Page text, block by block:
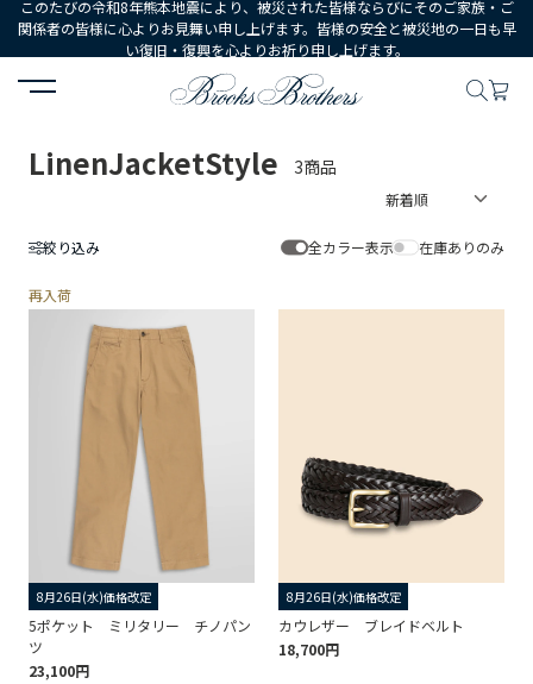
このたびの令和8年熊本地震により、被災された皆様ならびにそのご家族・ご
関係者の皆様に心よりお見舞い申し上げます。皆様の安全と被災地の一日も早
い復旧・復興を心よりお祈り申し上げます。
HOME LinenJacketStyle
LinenJacketStyle 3商品
絞り込み 全カラー表示 在庫ありのみ
再入荷
8月26日(水)価格改定
5ポケット ミリタリー チノパン
ツ
23,100円
8月26日(水)価格改定
カウレザー ブレイドベルト
18,700円